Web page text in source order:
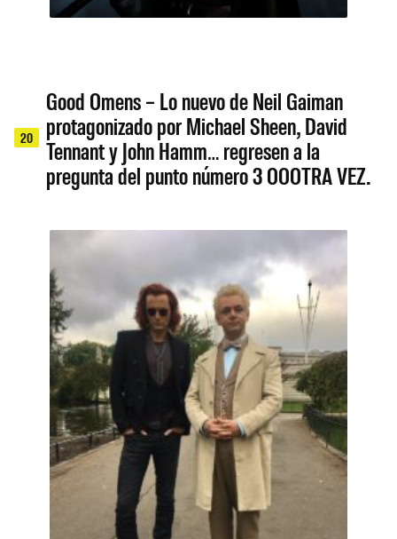
20
Good Omens – Lo nuevo de Neil Gaiman
protagonizado por Michael Sheen, David
Tennant y John Hamm… regresen a la
pregunta del punto número 3 OOOTRA VEZ.